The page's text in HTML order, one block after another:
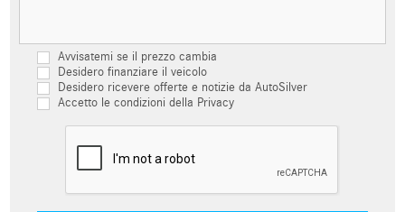
Avvisatemi se il prezzo cambia
Desidero finanziare il veicolo
Desidero ricevere offerte e notizie da AutoSilver
Accetto le condizioni della Privacy